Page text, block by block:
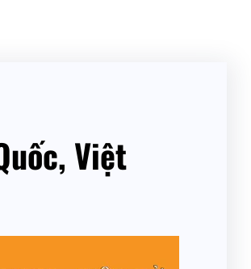
Việt